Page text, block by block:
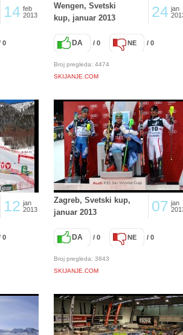
14 feb
2013
0
24 jan
Wengen, Svetski
kup, januar 2013
DA / 0 NE / 0
Broj pregleda: 4474
SKIJANJE.COM
12 jan
2013
0
07 jan
Zagreb, Svetski kup,
januar 2013
DA / 0 NE / 0
Broj pregleda: 3843
SKIJANJE.COM